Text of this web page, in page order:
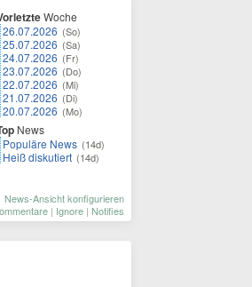
Woche
26.07.2026 (So)
25.07.2026 (Sa)
24.07.2026 (Fr)
23.07.2026 (Do)
22.07.2026 (Mi)
21.07.2026 (Di)
20.07.2026 (Mo)
News
Populäre News (14d)
Heiß diskutiert (14d)
News-Ansicht konfigurieren
| Ignore | Notifies